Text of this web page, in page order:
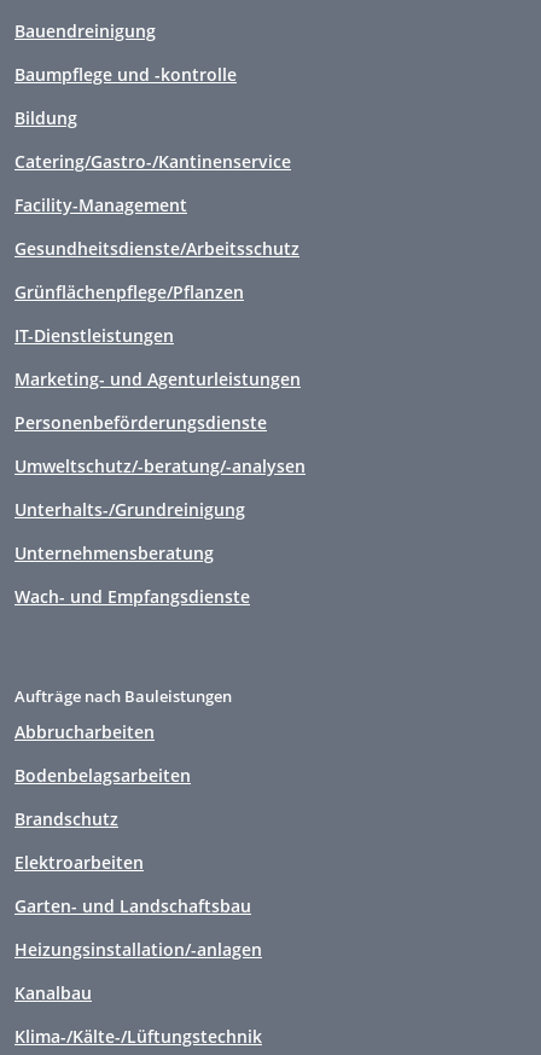
Bauendreinigung
Baumpflege und -kontrolle
Bildung
Catering/Gastro-/Kantinenservice
Facility-Management
Gesundheitsdienste/Arbeitsschutz
Grünflächenpflege/Pflanzen
IT-Dienstleistungen
Marketing- und Agenturleistungen
Personenbeförderungsdienste
Umweltschutz/-beratung/-analysen
Unterhalts-/Grundreinigung
Unternehmensberatung
Wach- und Empfangsdienste
Aufträge nach Bauleistungen
Abbrucharbeiten
Bodenbelagsarbeiten
Brandschutz
Elektroarbeiten
Garten- und Landschaftsbau
Heizungsinstallation/-anlagen
Kanalbau
Klima-/Kälte-/Lüftungstechnik